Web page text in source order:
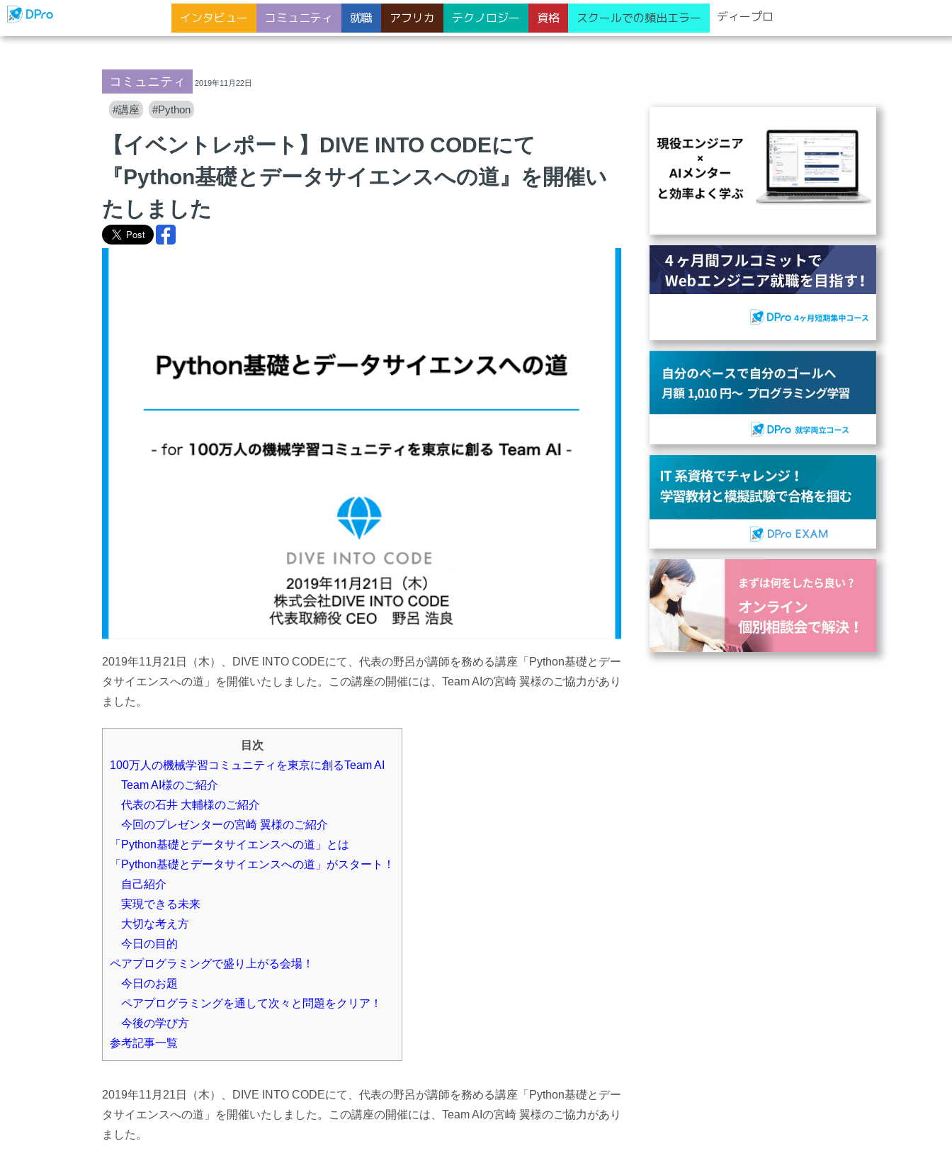
インタビュー コミュニティ 就職 アフリカ テクノロジー 資格 スクールでの頻出エラー ディープロ
コミュニティ 2019年11月22日
#講座 #Python
【イベントレポート】DIVE INTO CODEにて
『Python基礎とデータサイエンスへの道』を開催い
たしました
2019年11月21日（木）、DIVE INTO CODEにて、代表の野呂が講師を務める講座「Python基礎とデー
タサイエンスへの道」を開催いたしました。この講座の開催には、Team AIの宮崎 翼様のご協力があり
ました。
目次
100万人の機械学習コミュニティを東京に創るTeam AI
Team AI様のご紹介
代表の石井 大輔様のご紹介
今回のプレゼンターの宮崎 翼様のご紹介
「Python基礎とデータサイエンスへの道」とは
「Python基礎とデータサイエンスへの道」がスタート！
自己紹介
実現できる未来
大切な考え方
今日の目的
ペアプログラミングで盛り上がる会場！
今日のお題
ペアプログラミングを通して次々と問題をクリア！
今後の学び方
参考記事一覧
2019年11月21日（木）、DIVE INTO CODEにて、代表の野呂が講師を務める講座「Python基礎とデー
タサイエンスへの道」を開催いたしました。この講座の開催には、Team AIの宮崎 翼様のご協力があり
ました。